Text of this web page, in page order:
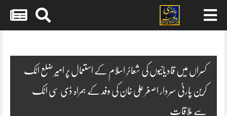
کسراں میں قادیانیوں کی شعائرِ اسلام کے استعمال پر امیر ضلع اٹک
کرین پارٹی سردار اصغر علی خان کی وفد کے ہمراہ ڈی سی اٹک
سے ملاقات